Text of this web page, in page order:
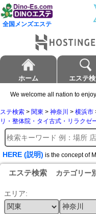
全国メンズエステ
ホーム エステ
We welcome all nation to
ステ検索 > 関東 > 神奈川 > 横浜市
リ・整体院・タイ古式・リラクゼ
HERE (説明) is the concept of
エステ検索 カテゴリー
エリア: